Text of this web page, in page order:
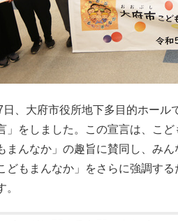
、大府市役所地下多目的ホール
」をしました。この宣言は、こ
まんなか」の趣旨に賛同し、み
どもまんなか」をさらに強調す
。